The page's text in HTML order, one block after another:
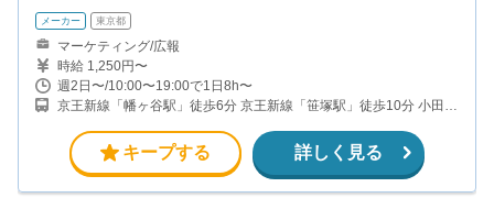
メーカー 東京都
マーケティング/広報
時給 1,250円〜
週2日〜/10:00〜19:00で1日8h〜
京王新線「幡ヶ谷駅」徒歩6分 京王新線「笹塚駅」徒歩10分 小田急
キープする 詳しく見る